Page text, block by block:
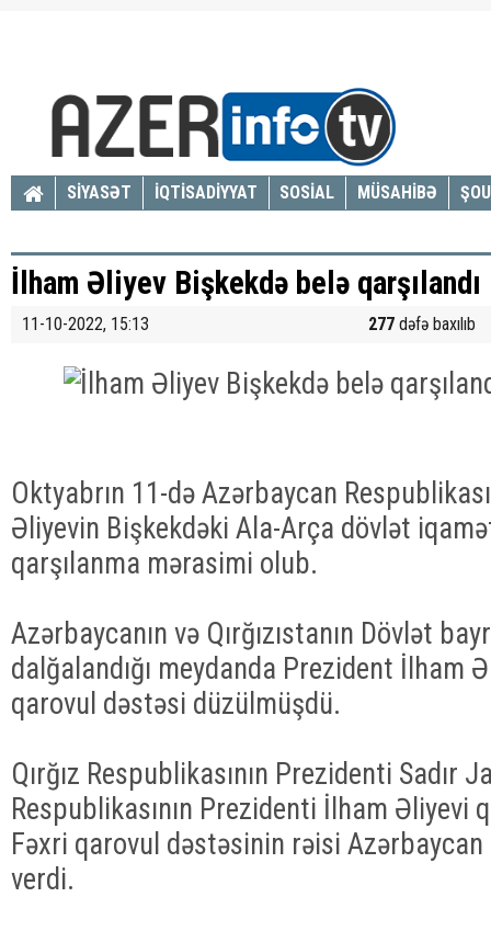
SİYASƏT İQTİSADİYYAT SOSİAL MÜSAHİBƏ
İlham Əliyev Bişkekdə belə qarşılandı
11-10-2022, 15:13 277 dəfə baxılıb
Oktyabrın 11-də Azərbaycan
Əliyevin Bişkekdəki Ala-Arça dövlət
qarşılanma mərasimi olub.
Azərbaycanın və Qırğızıstanın Dövlət
dalğalandığı meydanda Prezident İlham
qarovul dəstəsi düzülmüşdü.
Qırğız Respublikasının Prezidenti Sadır
Respublikasının Prezidenti İlham Əliyevi
Fəxri qarovul dəstəsinin rəisi
verdi.